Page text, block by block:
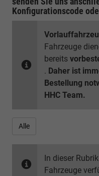
Konfigurationscode
Fahrzeuge
bereits
. Daher ist
Bestellung
HHC Team.
Alle
In dieser
Fahrzeuge